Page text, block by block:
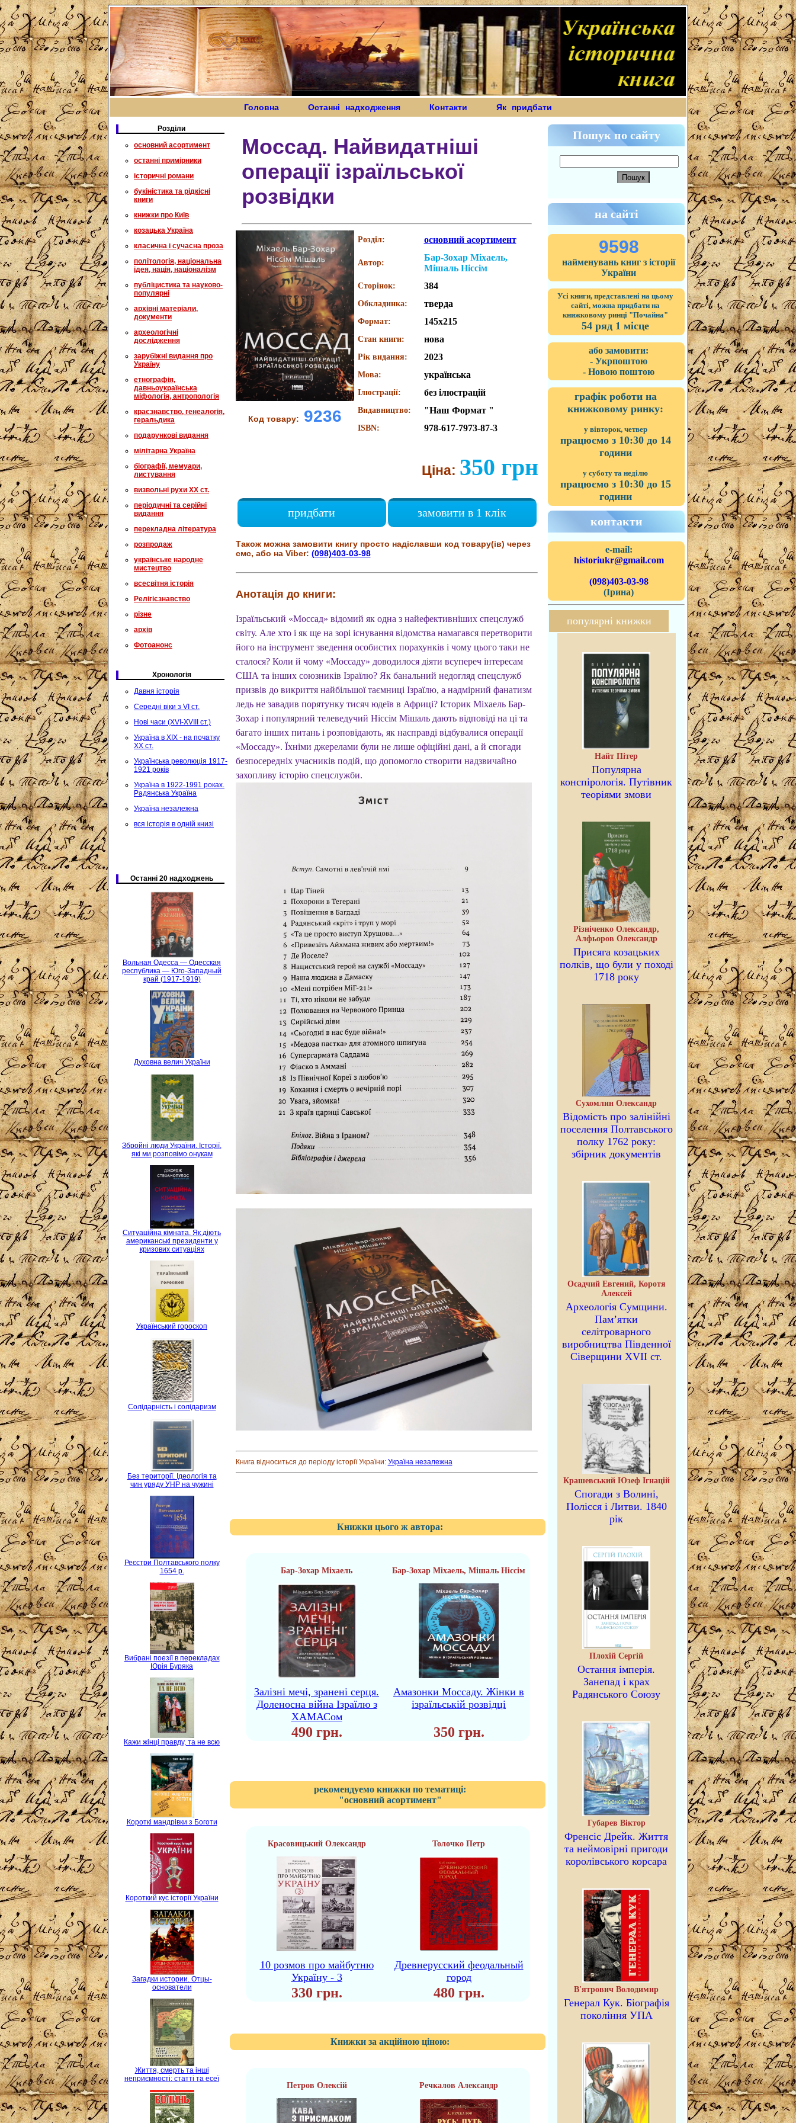
Головна Останні надходження Контакти Як придбати
Розділи
основний асортимент
останні примірники
історичні романи
букіністика та рідкісні
книги
книжки про Київ
козацька Україна
класична і сучасна проза
політологія, національна
ідея, нація, націоналізм
публіцистика та науково-
популярні
архівні матеріали,
документи
археологічні
дослідження
зарубіжні видання про
Україну
етнографія,
давньоукраїнська
міфологія, антропологія
краєзнавство, генеалогія,
геральдика
подарункові видання
мілітарна Україна
біографії, мемуари,
листування
визвольні рухи XX ст.
періодичні та серійні
видання
перекладна література
розпродаж
українське народне
мистецтво
всесвітня історія
Релігієзнавство
різне
архів
Фотоанонс
Хронологія
Давня історія
Середні віки з VI ст.
Нові часи (XVI-XVIII ст.)
Україна в XIX - на початку
XX ст.
Українська революція 1917-
1921 років
Україна в 1922-1991 роках.
Радянська Україна
Україна незалежна
вся історія в одній книзі
Останні 20 надходжень
Вольная Одесса — Одесская
республика — Юго-Западный
край (1917-1919)
Духовна велич України
Збройні люди України. Історії,
які ми розповімо онукам
Ситуаційна кімната. Як діють
американські президенти у
кризових ситуаціях
Український гороскоп
Солідарність і солідаризм
Без території. Ідеологія та
чин уряду УНР на чужині
Реєстри Полтавського полку
1654 р.
Вибрані поезії в перекладах
Юрія Буряка
Кажи жінці правду, та не всю
Короткі мандрівки з Боготи
Короткий кус історії України
Загадки истории. Отцы-
основатели
Життя, смерть та інші
неприємності: статті та есеї
Моссад. Найвидатніші
операції ізраїльської
розвідки
Код товару: 9236
Розділ: основний асортимент
Автор:
Бар-Зохар Міхаель,
Мішаль Ніссім
Сторінок: 384
Обкладинка: тверда
Формат: 145x215
Стан книги: нова
Рік видання: 2023
Мова: українська
Ілюстрації: без ілюстрацій
Видавництво: "Наш Формат "
ISBN: 978-617-7973-87-3
Ціна: 350 грн
придбати замовити в 1 клік
Також можна замовити книгу просто надіславши код товару(ів) через
смс, або на Viber: (098)403-03-98
Анотація до книги:
Ізраїльський «Моссад» відомий як одна з найефективніших спецслужб
світу. Але хто і як ще на зорі існування відомства намагався перетворити
його на інструмент зведення особистих порахунків і чому цього таки не
сталося? Коли й чому «Моссаду» доводилося діяти всупереч інтересам
США та інших союзників Ізраїлю? Як банальний недогляд спецслужб
призвів до викриття найбільшої таємниці Ізраїлю, а надмірний фанатизм
ледь не завадив порятунку тисяч юдеїв в Африці? Історик Міхаель Бар-
Зохар і популярний телеведучий Ніссім Мішаль дають відповіді на ці та
багато інших питань і розповідають, як насправді відбувалися операції
«Моссаду». Їхніми джерелами були не лише офіційні дані, а й спогади
безпосередніх учасників подій, що допомогло створити надзвичайно
захопливу історію спецслужби.
Книга відноситься до періоду історії України: Україна незалежна
Книжки цього ж автора:
Бар-Зохар Міхаель Бар-Зохар Міхаель, Мішаль Ніссім
Залізні мечі, зранені серця.
Доленосна війна Ізраїлю з
ХАМАСом
Амазонки Моссаду. Жінки в
ізраїльській розвідці
490 грн. 350 грн.
рекомендуемо книжки по тематиці:
"основний асортимент"
Красовицький Олександр Толочко Петр
10 розмов про майбутню
Україну - 3
Древнерусский феодальный
город
330 грн. 480 грн.
Книжки за акційною ціною:
Петров Олексій Речкалов Александр
Пошук по сайту
на сайті
9598
найменувань книг з історії
України
Усі книги, представлені на цьому
сайті, можна придбати на
книжковому ринці "Почайна"
54 ряд 1 місце
або замовити:
- Укрпоштою
- Новою поштою
графік роботи на
книжковому ринку:
у вівторок, четвер
працюємо з 10:30 до 14
години
у суботу та неділю
працюємо з 10:30 до 15
години
контакти
e-mail:
historiukr@gmail.com
(098)403-03-98
(Ірина)
популярні книжки
Найт Пітер
Популярна
конспірологія. Путівник
теоріями змови
Різніченко Олександр,
Алфьоров Олександр
Присяга козацьких
полків, що були у поході
1718 року
Сухомлин Олександр
Відомість про залінійні
поселення Полтавського
полку 1762 року:
збірник документів
Осадчий Евгений, Коротя
Алексей
Археологія Сумщини.
Пам’ятки
селітроварного
виробництва Південної
Сіверщини XVII ст.
Крашевський Юзеф Ігнацій
Спогади з Волині,
Полісся і Литви. 1840
рік
Плохій Сергій
Остання імперія.
Занепад і крах
Радянського Союзу
Губарев Віктор
Френсіс Дрейк. Життя
та неймовірні пригоди
королівського корсара
В'ятрович Володимир
Генерал Кук. Біографія
покоління УПА